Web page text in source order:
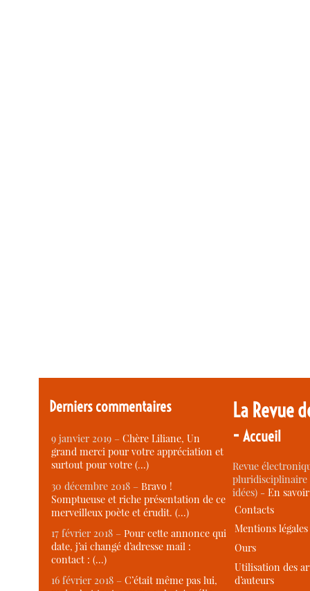
Derniers commentaires
9 janvier 2019 –Chère Liliane, Un
grand merci pour votre appréciation et
surtout pour votre (…)
30 décembre 2018 –Bravo !
Somptueuse et riche présentation de ce
merveilleux poète et érudit. (…)
17 février 2018 –Pour cette annonce qui
date, j’ai changé d’adresse mail :
contact : (…)
16 février 2018 –C’était même pas lui,
La Revue
-Accueil
Revue
idées) -En
Contacts
Mentions légales
Ours
Utilisation des
d’auteurs